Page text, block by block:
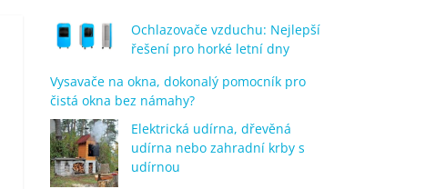
Ochlazovače vzduchu: Nejlepší
řešení pro horké letní dny
Vysavače na okna, dokonalý pomocník pro
čistá okna bez námahy?
Elektrická udírna, dřevěná
udírna nebo zahradní krby s
udírnou